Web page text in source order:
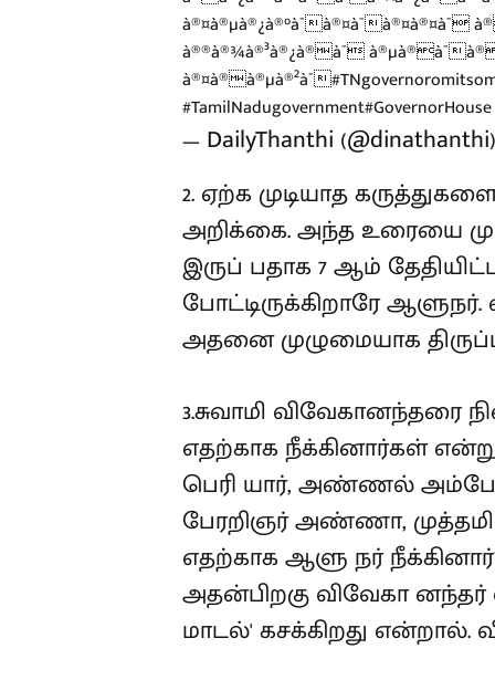
à®¤à®µà®¿à®°à¯à®¤à¯à®¤à®¤à¯
à®®à®¾à®³à®¿à®à¯
à®¤à®à®µà®²à¯
#TamilNadugovernment#GovernorHouse
— DailyThanthi
2. ஏற்க முடியாத
அறிக்கை. அந்த உரையை
இருப் பதாக 7 ஆம்
போட்டிருக்கிறாரே ஆளுநர்.
அதனை முழுமையாக
3.சுவாமி
எதற்காக நீக்கினார்கள்
பெரி யார், அண்ணல்
பேரறிஞர் அண்ணா,
எதற்காக ஆளு நர்
அதன்பிறகு விவேகா னந்தர்
மாடல்' கசக்கிறது என்றால்.